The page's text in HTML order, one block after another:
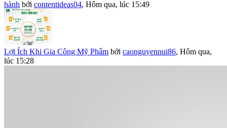
hành bởi contentideas04, Hôm qua, lúc 15:49
Lợi Ích Khi Gia Công Mỹ Phẩm bởi caonguyennui86, Hôm qua,
lúc 15:28